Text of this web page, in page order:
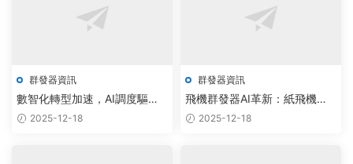
群發器資訊
數智化轉型加速，AI調度驅動
紙飛機批量私信助手采購量激
2025-12-18
群發器資訊
飛機群發器AI革新：紙飛機工
作室智能調度系統重塑私信機
2025-12-18